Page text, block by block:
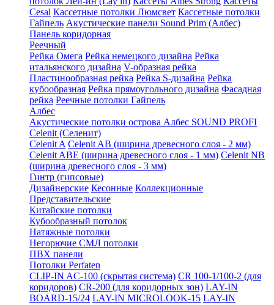
Cesal Кассетные потолки Люмсвет Кассетные потолки
Гайпель Акустические панели Sound Prim (Албес)
Панель коридорная
Реечный
Рейка Омега Рейка немецкого дизайна Рейка
итальянского дизайна V-образная рейка
Пластинообразная рейка Рейка S-дизайна Рейка
кубообразная Рейка прямоугольного дизайна Фасадная
рейка Реечные потолки Гайпель
Албес
Акустические потолки острова Албес SOUND PROFI
Celenit (Селенит)
Celenit A Celenit AB (ширина древесного слоя - 2 мм)
Celenit ABE (ширина древесного слоя - 1 мм) Celenit NB
(ширина древесного слоя - 3 мм)
Гинтр (гипсовые)
Дизайнерские Кесонные Коллекционные
Представительские
Китайские потолки
Кубообразный потолок
Натяжные потолки
Негорючие СМЛ потолки
ПВХ панели
Потолки Perfaten
CLIP-IN AC-100 (скрытая система) CR 100-1/100-2 (для
коридоров) CR-200 (для коридорных зон) LAY-IN
BOARD-15/24 LAY-IN MICROLOOK-15 LAY-IN